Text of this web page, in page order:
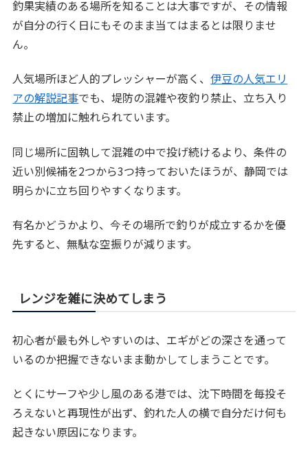
釣果実績のある場所を知ることは大事ですが、その情報
が自分の行く日にもそのまま当てはまるとは限りませ
ん。
人気場所ほど人的プレッシャーが高く、伊豆の人気エリ
アの解説記事でも、堤防の混雑や夜釣り禁止、立ち入り
禁止の増加に触れられています。
同じ場所に固執して混雑の中で投げ続けるより、条件の
近い別候補を2つから3つ持っておいたほうが、静岡では
明らかに立ち回りやすくなります。
有名かどうかより、今その場所で釣りが成立するかを優
先すると、無駄な空振りが減ります。
レンジを雑に決めてしまう
初心者が最も外しやすいのは、エギがどの深さを通って
いるのか把握できないまま動かしてしまうことです。
とくにサーフや少し風のある港では、沈下時間を毎投そ
ろえないと再現性が出ず、釣れた人の横で自分だけ何も
起きない原因になります。